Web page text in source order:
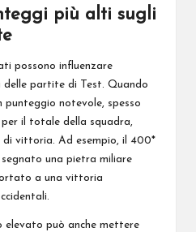
più alti sugli
possono influenzare
delle partite di Test. Quando
punteggio notevole, spesso
il totale della squadra,
di vittoria. Ad esempio, il 400*
una pietra miliare
a una vittoria
elevato può anche mettere